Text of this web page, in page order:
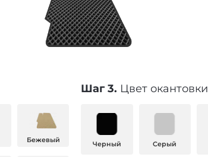
Бежевый
Шаг 3. Цвет окантовки
Черный Серый